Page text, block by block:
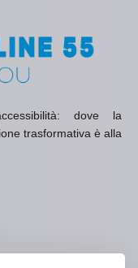
dove la
trasformativa è alla